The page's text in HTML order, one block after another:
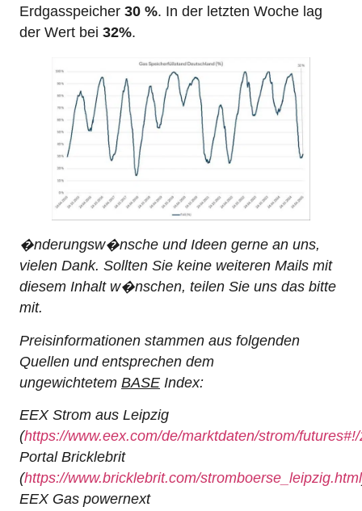
Erdgasspeicher 30 %. In der letzten Woche lag
der Wert bei 32%.
�nderungsw�nsche und Ideen gerne an uns,
vielen Dank. Sollten Sie keine weiteren Mails mit
diesem Inhalt w�nschen, teilen Sie uns das bitte
mit.
Preisinformationen stammen aus folgenden
Quellen und entsprechen dem
ungewichtetem BASE Index:
EEX Strom aus Leipzig
(https://www.eex.com/de/marktdaten/strom/
Portal Bricklebrit
(https://www.bricklebrit.com/stromboerse_leipzig.html
EEX Gas powernext